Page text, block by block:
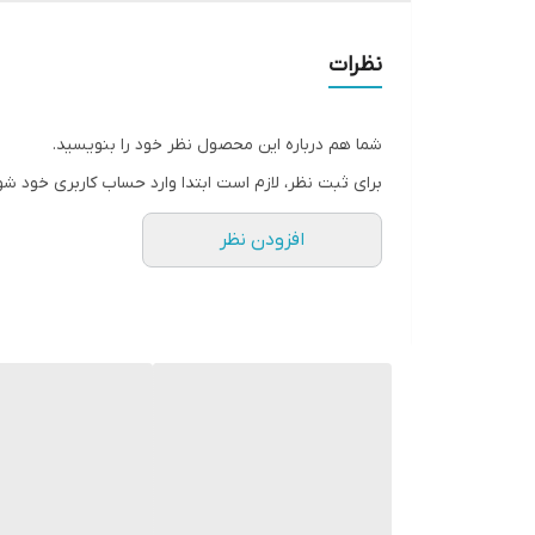
نظرات
شما هم درباره این محصول نظر خود را بنویسید.
برای ثبت نظر، لازم است ابتدا وارد حساب کاربری خود
افزودن نظر